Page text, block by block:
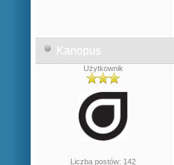
Kanopus
Użytkownik
Liczba postów: 142